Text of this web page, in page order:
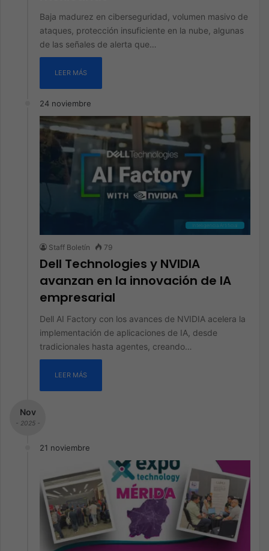
Baja madurez en ciberseguridad, volumen masivo de
ataques, protección insuficiente en la nube, algunas
de las señales de alerta que…
LEER MÁS
24 noviembre
Inteligencia Artificial
Staff Boletín 79
Dell Technologies y NVIDIA
avanzan en la innovación de IA
empresarial
Dell AI Factory con los avances de NVIDIA acelera la
implementación de aplicaciones de IA, desde
tradicionales hasta agentes, creando…
LEER MÁS
Nov
- 2025 -
21 noviembre